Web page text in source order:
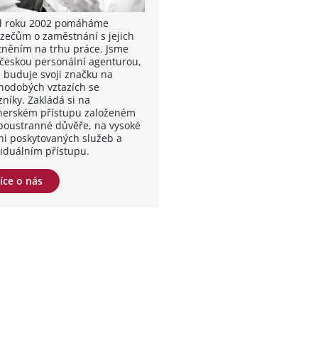
roku 2002 pomáháme
o zaměstnání s jejich
na trhu práce. Jsme
personální agenturou,
buduje svoji značku na
vztazích se
Zakládá si na
přístupu založeném
důvěře, na vysoké
poskytovaných služeb a
přístupu.
o nás